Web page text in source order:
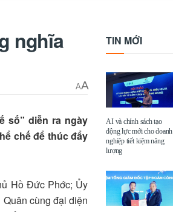
nghĩa
AA
số” diễn ra ngày
chế để thúc đẩy
Hồ Đức Phớc; Ủy
cùng đại diện
TIN MỚI
AI và chính sách tạo
động lực mới cho doanh
nghiệp tiết kiệm năng
lượng